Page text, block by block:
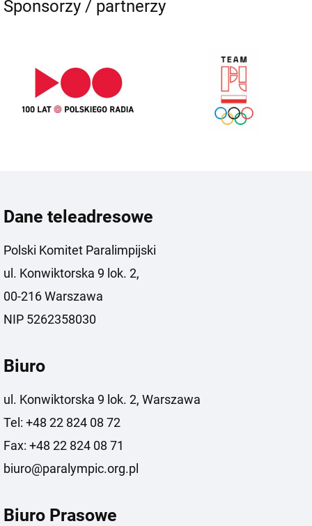
Sponsorzy / partnerzy
Dane teleadresowe
Polski Komitet Paralimpijski
ul. Konwiktorska 9 lok. 2,
00-216 Warszawa
NIP 5262358030
Biuro
ul. Konwiktorska 9 lok. 2, Warszawa
Tel: +48 22 824 08 72
Fax: +48 22 824 08 71
biuro@paralympic.org.pl
Biuro Prasowe